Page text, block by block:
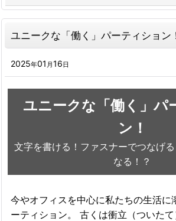
ユニークな「働く」パーティション
2025年01 月 16 日
ユニークな「働く」パ
ン！
文字を書ける！ファスナーでつなげ
なる！？
今やオフィスを中心に私たちの生活に
ーティション。 古くは衝立（ついた